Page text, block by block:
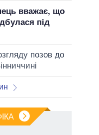
вважає, що
під
позов до